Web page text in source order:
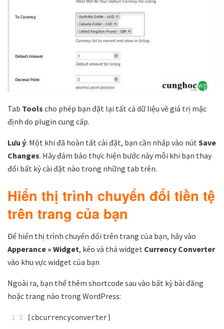
Tab Tools cho phép bạn đặt lại tất cả dữ liệu về giá trị mặc
định do plugin cung cấp.
Lưu ý: Một khi đã hoàn tất cài đặt, bạn cần nhấp vào nútSave
Changes. Hãy đảm bảo thực hiện bước này mỗi khi bạn thay
đổi bất kỳ cài đặt nào trong những tab trên.
Hiển thị trình chuyển đổi tiền tệ
trên trang của bạn
Để hiển thị trình chuyển đổi trên trang của bạn, hãy vào
Apperance » Widget, kéo và thả widget Currency Converter
vào khu vực widget của bạn
Ngoài ra, bạn thể thêm shortcode sau vào bất kỳ bài đăng
hoặc trang nào trong WordPress:
1 I [cbcurrencyconverter]